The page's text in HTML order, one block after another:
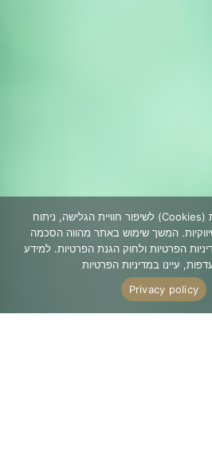
האתר עושה שימוש בעוגיות (Cookies) לשיפור חוויית הגלישה, ניתוח
המשך שימוש באתר מהווה הסכמה
הפרטיות ולחוק הגנת הפרטיות. למידע
עיינו במדיניות הפרטיות
Privacy policy